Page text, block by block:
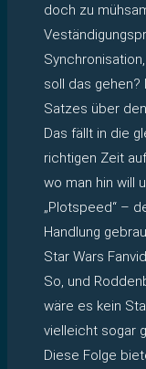
doch zu
soll das gehen?
Satzes über
Das fällt in die
richtigen Zeit
wo man hin will
„Plotspeed“ –
Handlung
Star Wars
So, und
wäre es kein
vielleicht sogar
Diese Folge